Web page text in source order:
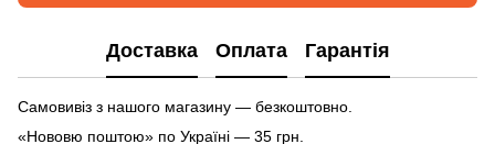
Доставка Оплата Гарантія
Самовивіз з нашого магазину — безкоштовно.
«Нововю поштою» по Україні — 35 грн.